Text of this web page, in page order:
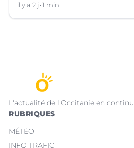
il y a 2 j 1 min
L'actualité de l'Occitanie en continu
RUBRIQUES
MÉTÉO
INFO TRAFIC